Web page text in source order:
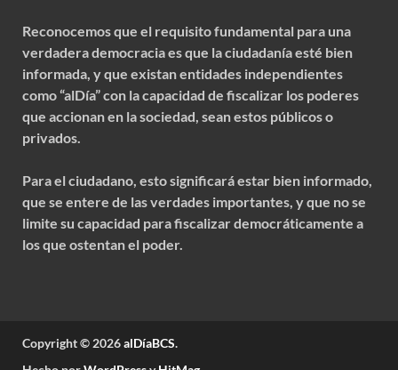
Reconocemos que el requisito fundamental para una
verdadera democracia es que la ciudadanía esté bien
informada, y que existan entidades independientes
como “alDía” con la capacidad de fiscalizar los poderes
que accionan en la sociedad, sean estos públicos o
privados.
Para el ciudadano, esto significará estar bien informado,
que se entere de las verdades importantes, y que no se
limite su capacidad para fiscalizar democráticamente a
los que ostentan el poder.
Copyright © 2026alDíaBCS.